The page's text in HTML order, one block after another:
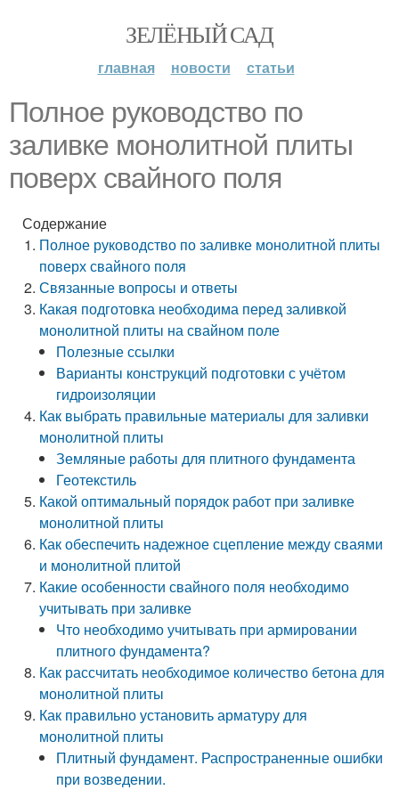
ЗЕЛЁНЫЙ САД
главная новости статьи
Полное руководство по
заливке монолитной плиты
поверх свайного поля
Содержание
Полное руководство по заливке монолитной плиты
поверх свайного поля
Связанные вопросы и ответы
Какая подготовка необходима перед заливкой
монолитной плиты на свайном поле
Полезные ссылки
Варианты конструкций подготовки с учётом
гидроизоляции
Как выбрать правильные материалы для заливки
монолитной плиты
Земляные работы для плитного фундамента
Геотекстиль
Какой оптимальный порядок работ при заливке
монолитной плиты
Как обеспечить надежное сцепление между сваями
и монолитной плитой
Какие особенности свайного поля необходимо
учитывать при заливке
Что необходимо учитывать при армировании
плитного фундамента?
Как рассчитать необходимое количество бетона для
монолитной плиты
Как правильно установить арматуру для
монолитной плиты
Плитный фундамент. Распространенные ошибки
при возведении.